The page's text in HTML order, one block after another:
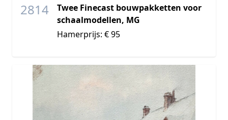
2814
Twee Finecast bouwpakketten voor
schaalmodellen, MG
Hamerprijs: € 95